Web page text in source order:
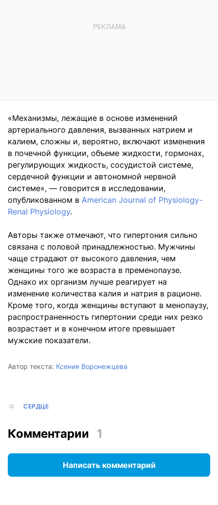
«Механизмы, лежащие в основе изменений
артериального давления, вызванных натрием и
калием, сложны и, вероятно, включают изменения
в почечной функции, объеме жидкости, гормонах,
регулирующих жидкость, сосудистой системе,
сердечной функции и автономной нервной
системе», — говорится в исследовании,
опубликованном в American Journal of Physiology-
Renal Physiology.
Авторы также отмечают, что гипертония сильно
связана с половой принадлежностью. Мужчины
чаще страдают от высокого давления, чем
женщины того же возраста в пременопаузе.
Однако их организм лучше реагирует на
изменение количества калия и натрия в рационе.
Кроме того, когда женщины вступают в менопаузу,
распространенность гипертонии среди них резко
возрастает и в конечном итоге превышает
мужские показатели.
Автор текста: Ксения Воронежцева
СЕРДЦЕ
Комментарии 1
Написать комментарий